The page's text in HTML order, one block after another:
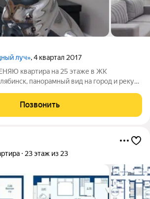
луч», 4 квартал 2017
квартира на 25 этаже в ЖК
панорамный вид на город и реку
комнаты (возможность раздельного
25/25
Позвонить
23 этаж из 23